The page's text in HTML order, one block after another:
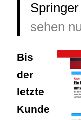
sehen
Bis
der
letzte
Kunde